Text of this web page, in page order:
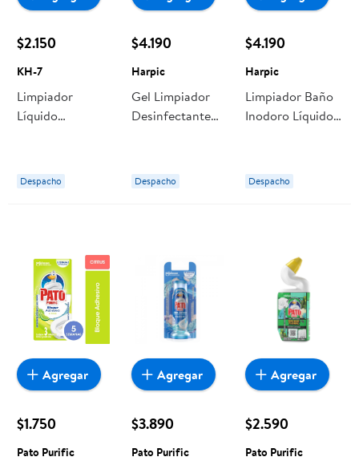
$2.150
KH-7
Limpiador
Líquido
500 ml KH-7
Despacho
$4.190
Harpic
Gel Limpiador
Desinfectante
De Sarro Botella
750 ml Harpic
Despacho
$4.190
Harpic
Limpiador Baño
Inodoro Líquido
750 ml Harpic
Despacho
$1.750
Pato Purific
Agregar
$3.890
Pato Purific
Agregar
$2.590
Pato Purific
Agregar